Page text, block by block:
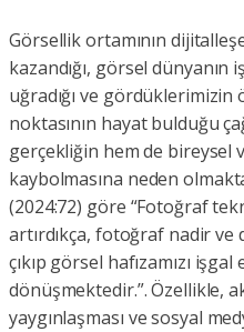
Görsellik ortamının
kazandığı, görsel dünyanın
uğradığı ve gördüklerimizin
noktasının hayat bulduğu
gerçekliğin hem de bireysel
kaybolmasına neden
(2024:72) göre “Fotoğraf
artırdıkça, fotoğraf nadir
çıkıp görsel hafızamızı
dönüşmektedir.”. Özellikle,
yaygınlaşması ve sosyal